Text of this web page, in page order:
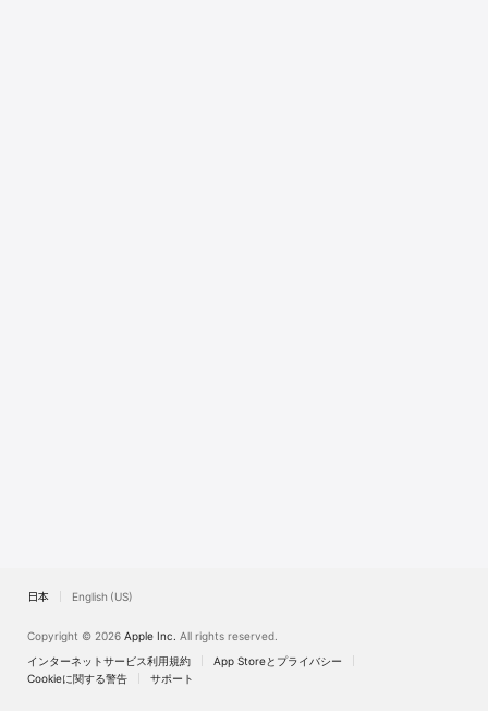
日本 English (US)
Copyright © 2026 Apple Inc. All rights reserved.
インターネットサービス利用規約
App Storeとプライバシー
Cookieに関する警告
サポート